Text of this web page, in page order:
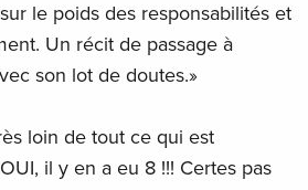
le poids des responsabilités et
Un récit de passage à
son lot de doutes.»
loin de tout ce qui est
il y en a eu 8 !!! Certes pas